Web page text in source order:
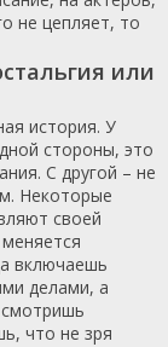
не цепляет, то
или
история. У
стороны, это
С другой – не
Некоторые
своей
включаешь
делами, а
что не зря